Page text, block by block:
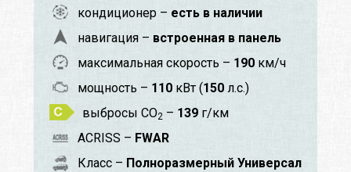
кондиционер – есть в наличии
навигация – встроенная в панель
максимальная скорость – 190 км/ч
мощность – 110 кВт (150 л.с.)
выбросы CO2 – 139 г/км
ACRISS – FWAR
Класс – Полноразмерный Универсал